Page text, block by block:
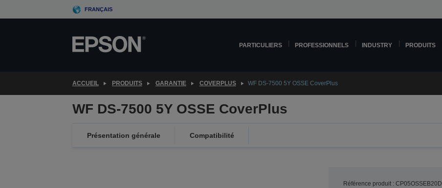
to
FRANÇAIS
PARTICULIERS PROFESSIONNELS INDUSTRY PRODUITS
ACCUEIL PRODUITS GARANTIE COVERPLUS WF DS-7500 5Y OSSE CoverPlus
WF DS-7500 5Y OSSE CoverPlus
Présentation générale Compatibilité
Référence produit : CP05OSSEB20D